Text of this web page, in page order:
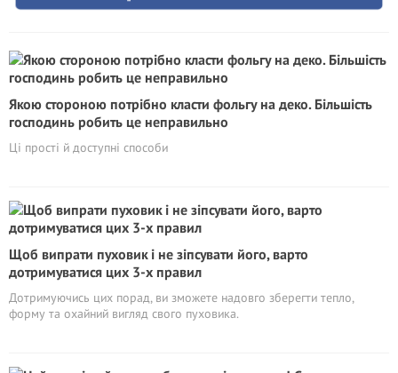
Якою стороною потрібно класти фольгу на деко. Більшість
господинь робить це неправильно
Ці прості й доступні способи
Щоб випрати пуховик і не зіпсувати його, варто
дотримуватися цих 3-х правил
Дотримуючись цих порад, ви зможете надовго зберегти тепло,
форму та охайний вигляд свого пуховика.